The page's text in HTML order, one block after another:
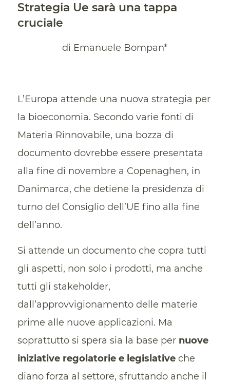
Strategia Ue sarà una tappa
cruciale
di Emanuele Bompan*
L’Europa attende una nuova strategia per
la bioeconomia. Secondo varie fonti di
Materia Rinnovabile, una bozza di
documento dovrebbe essere presentata
alla fine di novembre a Copenaghen, in
Danimarca, che detiene la presidenza di
turno del Consiglio dell’UE fino alla fine
dell’anno.
Si attende un documento che copra tutti
gli aspetti, non solo i prodotti, ma anche
tutti gli stakeholder,
dall’approvvigionamento delle materie
prime alle nuove applicazioni. Ma
soprattutto si spera sia la base per nuove
iniziative regolatorie e legislativeche
diano forza al settore, sfruttando anche il